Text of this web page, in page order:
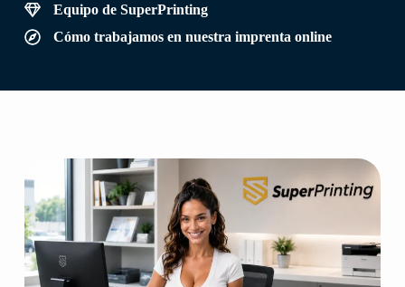
Equipo de SuperPrinting
Cómo trabajamos en nuestra imprenta online